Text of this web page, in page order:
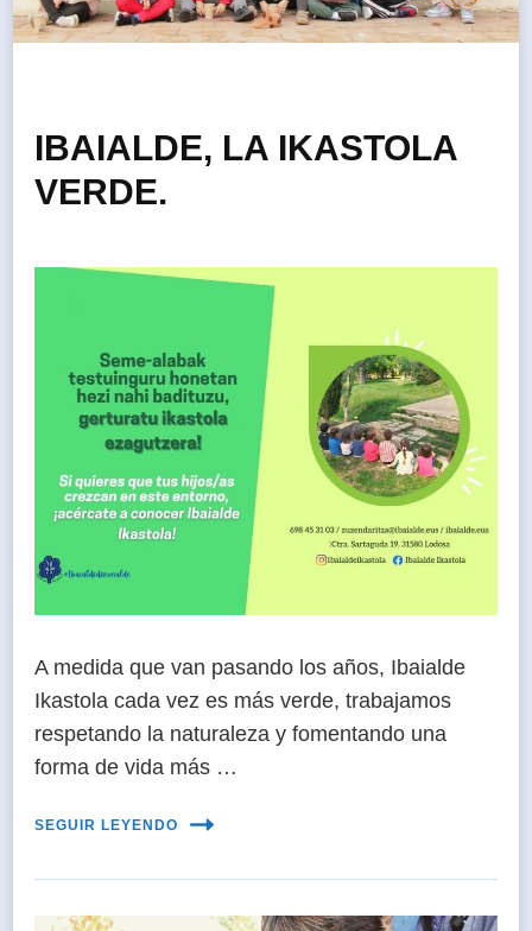
IBAIALDE, LA IKASTOLA
VERDE.
A medida que van pasando los años, Ibaialde
Ikastola cada vez es más verde, trabajamos
respetando la naturaleza y fomentando una
forma de vida más …
SEGUIR LEYENDO